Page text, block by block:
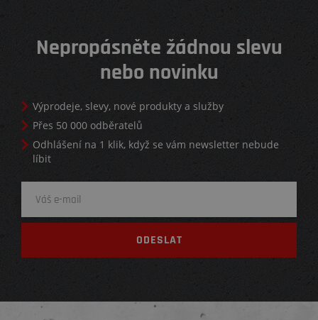
Nepropásněte žádnou slevu
nebo novinku
Výprodeje, slevy, nové produkty a služby
Přes 50 000 odběratelů
Odhlášení na 1 klik, když se vám newsletter nebude
líbit